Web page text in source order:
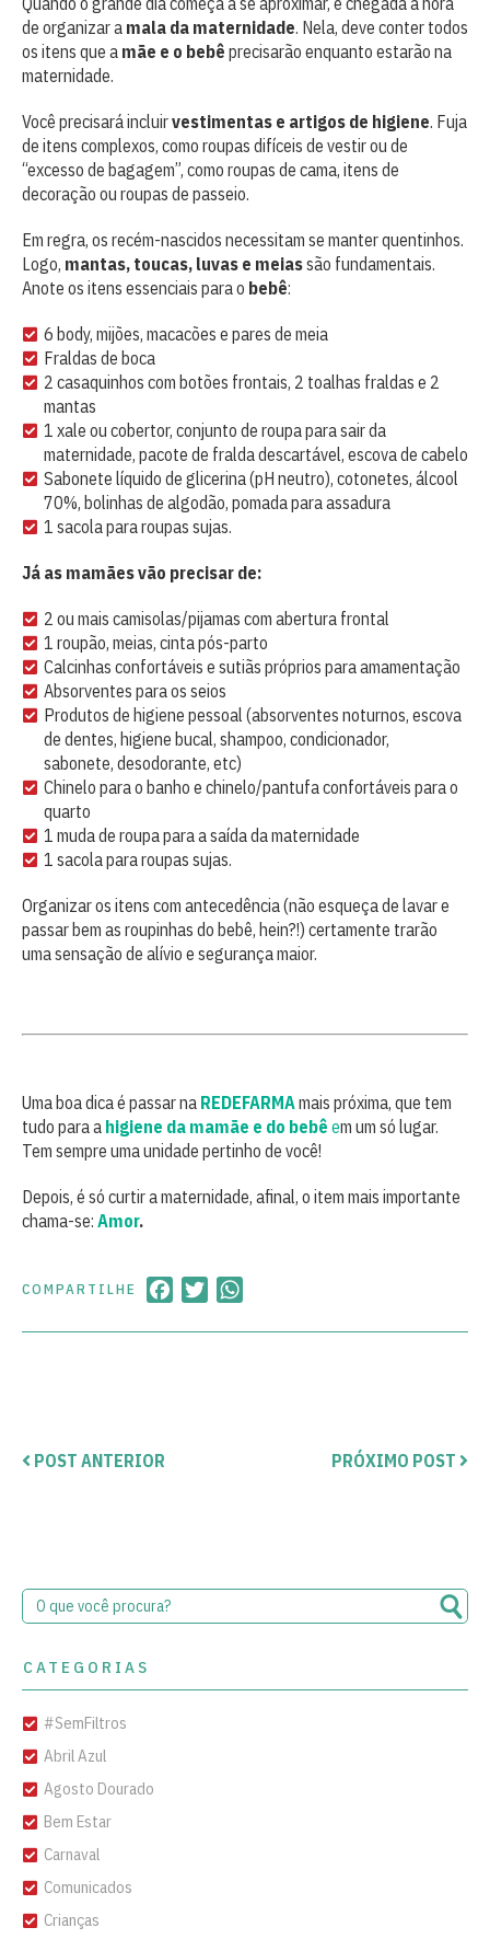
de organizar a mala da maternidade. Nela, deve conter todos
os itens que a mãe e o bebê precisarão enquanto estarão na
maternidade.
Você precisará incluirvestimentas e artigos de higiene. Fuja
de itens complexos, como roupas difíceis de vestir ou de
“excesso de bagagem”, como roupas de cama, itens de
decoração ou roupas de passeio.
Em regra, os recém-nascidos necessitam se manter quentinhos.
Logo, mantas, toucas, luvas e meiassão fundamentais.
Anote os itens essenciais para o bebê:
6 body, mijões, macacões e pares de meia
Fraldas de boca
2 casaquinhos com botões frontais, 2 toalhas fraldas e 2
mantas
1 xale ou cobertor, conjunto de roupa para sair da
maternidade, pacote de fralda descartável, escova de cabelo
Sabonete líquido de glicerina (pH neutro), cotonetes, álcool
70%, bolinhas de algodão, pomada para assadura
1 sacola para roupas sujas.
Já as mamães vão precisar de:
2 ou mais camisolas/pijamas com abertura frontal
1 roupão, meias, cinta pós-parto
Calcinhas confortáveis e sutiãs próprios para amamentação
Absorventes para os seios
Produtos de higiene pessoal (absorventes noturnos, escova
de dentes, higiene bucal, shampoo, condicionador,
sabonete, desodorante, etc)
Chinelo para o banho e chinelo/pantufa confortáveis para o
quarto
1 muda de roupa para a saída da maternidade
1 sacola para roupas sujas.
Organizar os itens com antecedência (não esqueça de lavar e
passar bem as roupinhas do bebê, hein?!) certamente trarão
uma sensação de alívio e segurança maior.
Uma boa dica é passar na REDEFARMAmais próxima, que tem
tudo para a higiene da mamãe e do bebê em um só lugar.
Tem sempre uma unidade pertinho de você!
Depois, é só curtir a maternidade, afinal, o item mais importante
chama-se: Amor.
COMPARTILHE Facebook
Twitter
POST ANTERIOR PRÓXIMO POST
CATEGORIAS
#SemFiltros
Abril Azul
Agosto Dourado
Bem Estar
Carnaval
Comunicados
Crianças